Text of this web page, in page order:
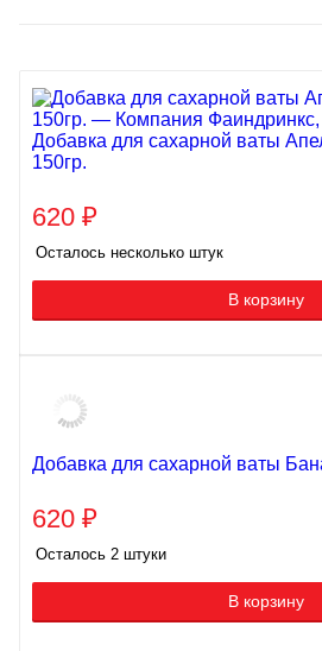
Добавка для сахарной ваты
150гр.
620 ₽
Осталось несколько штук
В корзину
Добавка для сахарной ваты
620 ₽
Осталось 2 штуки
В корзину